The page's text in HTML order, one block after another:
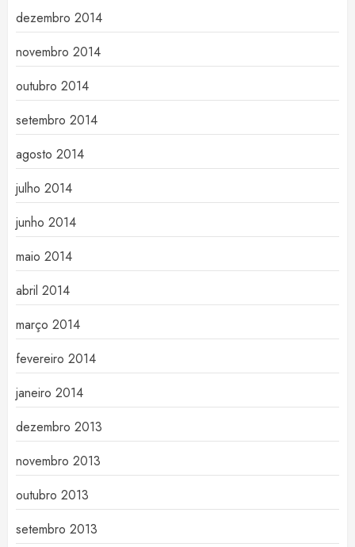
dezembro 2014
novembro 2014
outubro 2014
setembro 2014
agosto 2014
julho 2014
junho 2014
maio 2014
abril 2014
março 2014
fevereiro 2014
janeiro 2014
dezembro 2013
novembro 2013
outubro 2013
setembro 2013